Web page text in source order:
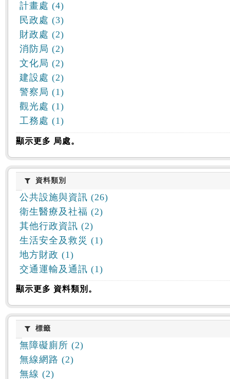
計畫處 (4)
民政處 (3)
財政處 (2)
消防局 (2)
文化局 (2)
建設處 (2)
警察局 (1)
觀光處 (1)
工務處 (1)
顯示更多 局處。
資料類別
資料類別
公共設施與資訊 (26)
衛生醫療及社福 (2)
其他行政資訊 (2)
生活安全及救災 (1)
地方財政 (1)
交通運輸及通訊 (1)
顯示更多 資料類別。
標籤標籤
無障礙廁所 (2)
無線網路 (2)
無線 (2)